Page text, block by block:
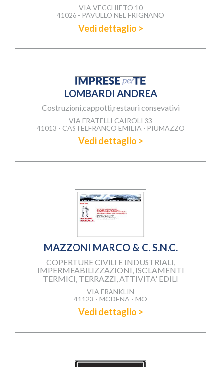
VIA VECCHIETO 10
41026 - PAVULLO NEL FRIGNANO
Vedi dettaglio >
LOMBARDI ANDREA
Costruzioni,cappotti,restauri consevativi
VIA FRATELLI CAIROLI 33
41013 - CASTELFRANCO EMILIA - PIUMAZZO
Vedi dettaglio >
MAZZONI MARCO & C. S.N.C.
COPERTURE CIVILI E INDUSTRIALI,
IMPERMEABILIZZAZIONI, ISOLAMENTI
TERMICI, TERRAZZI, ATTIVITA' EDILI
VIA FRANKLIN
41123 - MODENA - MO
Vedi dettaglio >